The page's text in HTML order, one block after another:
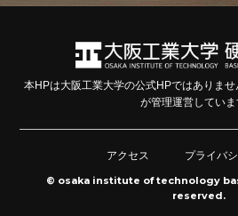
本HPは大阪工業大学の公式HPではありま
が管理運営していま
アクセス
プライバ
© osaka institute of technology
reserved.